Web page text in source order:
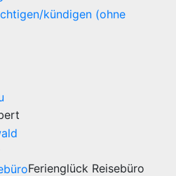
kündigen (ohne
Ferienglück Reisebüro